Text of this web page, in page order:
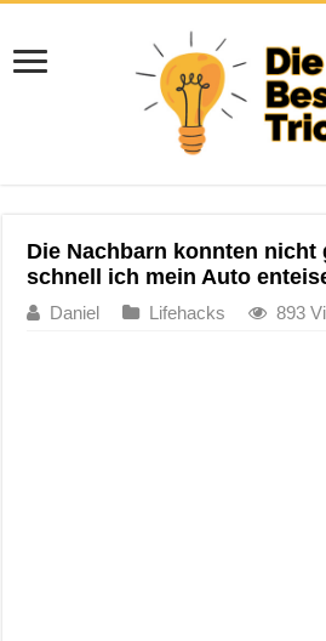
Die Nachbarn konnten nicht
schnell ich mein Auto
Daniel Lifehacks 893